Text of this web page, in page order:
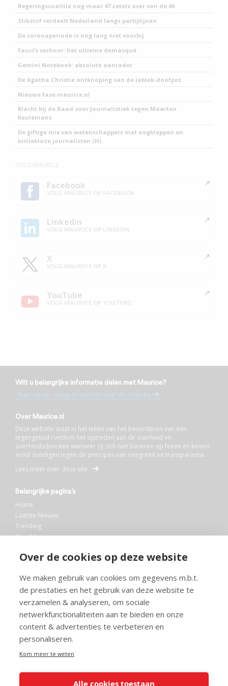
Over de cookies op deze website
We maken gebruik van cookies om gegevens m.b.t.
de prestaties en het gebruik van deze website te
verzamelen & analyseren, om sociale
netwerkfunctionaliteiten aan te bieden en onze
content & advertenties te verbeteren en
personaliseren.
Kom meer te weten
Alle cookies toestaan
Regeringscoalitie nog maar 47 zetels over van de 66
Stikstof verdeelt Nederland langs partijlijnen
De coronaperiode is nog lang niet voorbij
Fauci’s verhoor: het ultieme demasqué
Gemini Notebook: absolute aanrader
De Agatha Christie ontknoping van de lablek-doofpot
Nieuwe fase maurice.nl
Klacht bij de Raad voor Journalistiek tegen Maarten
Keulemans
De giftige mix van wetenschappers met oogkleppen en
kritiekloze journalisten (H)
Facebook
Linkedin
X
YouTube
Wilt u belangrijke informatie delen met Maurice?
Stuur uw tip, vraag of verzoek naar de redactie
Over Maurice.nl
Deze website staat in het teken van het bevorderen van een
tegengeluid rondom het optreden van de overheid en
overheidsdiensten wanneer zij zich niet baseren op feiten en kennis
en/of zondigen tegen de principes van integriteit en transparantie.
Lees meer over deze site
Belangrijke pagina’s
Home
Laatste Nieuws
Trending
Blog Maurice
Bibliotheek
Info en service
FAQ
Doneren
Privacy
Voorwaarden
Meedoen
© 2026 Maurice.nl - Alle rechten voorbehouden. Op alle artikelen rust